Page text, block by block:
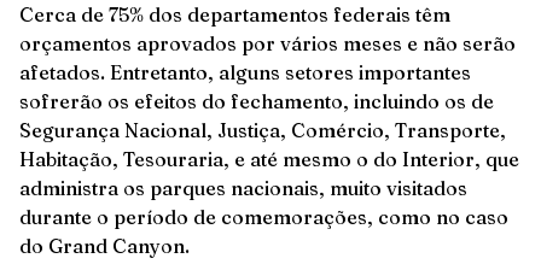
Cerca de 75% dos departamentos federais têm
orçamentos aprovados por vários meses e não serão
afetados. Entretanto, alguns setores importantes
sofrerão os efeitos do fechamento, incluindo os de
Segurança Nacional, Justiça, Comércio, Transporte,
Habitação, Tesouraria, e até mesmo o do Interior, que
administra os parques nacionais, muito visitados
durante o período de comemorações, como no caso
do Grand Canyon.